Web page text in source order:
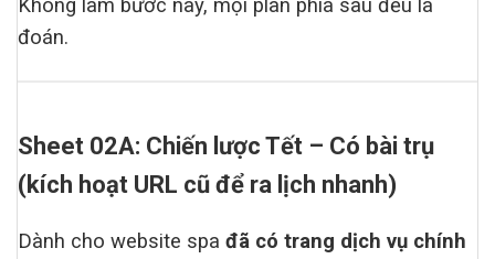
Không làm bước này, mọi plan phía sau đều là
đoán.
Sheet 02A: Chiến lược Tết – Có bài trụ
(kích hoạt URL cũ để ra lịch nhanh)
Dành cho website spa đã có trang dịch vụ chính